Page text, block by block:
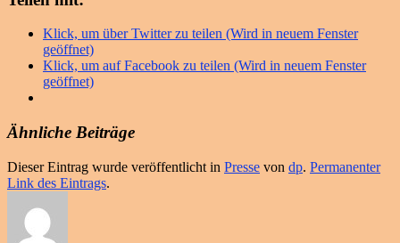
Klick, um über Twitter zu teilen (Wird in neuem Fenster
geöffnet)
Klick, um auf Facebook zu teilen (Wird in neuem Fenster
geöffnet)
Ähnliche Beiträge
Dieser Eintrag wurde veröffentlicht in Presse von dp. Permanenter
Link des Eintrags.